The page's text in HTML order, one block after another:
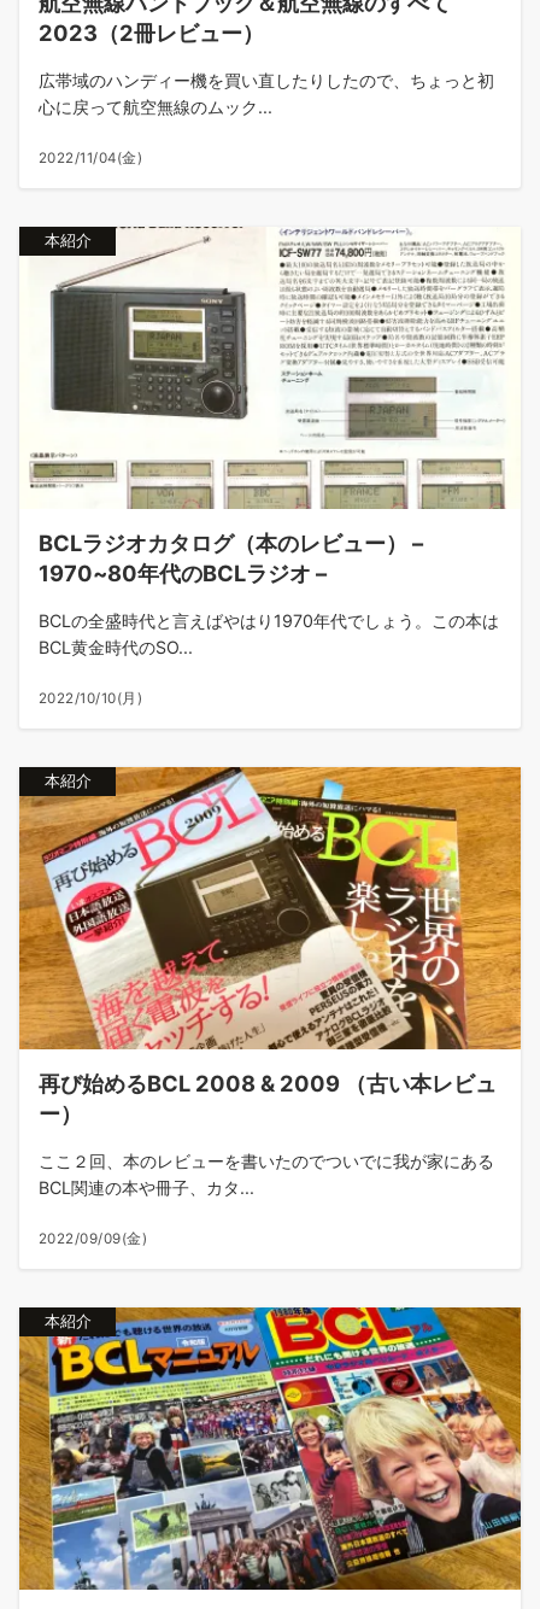
2023（2冊レビュー）
広帯域のハンディー機を買い直したりしたので、ちょっと初
心に戻って航空無線のムック...
2022/11/04(金)
本紹介
BCLラジオカタログ（本のレビュー） –
1970~80年代のBCLラジオ –
BCLの全盛時代と言えばやはり1970年代でしょう。この本は
BCL黄金時代のSO...
2022/10/10(月)
本紹介
再び始めるBCL 2008 & 2009 （古い本レビュ
ー）
ここ２回、本のレビューを書いたのでついでに我が家にある
BCL関連の本や冊子、カタ...
2022/09/09(金)
本紹介